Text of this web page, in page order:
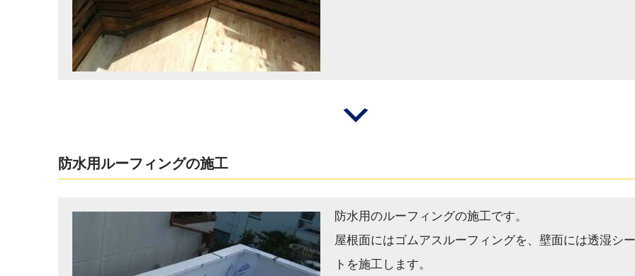
防水用ルーフィングの施工
防水用のルーフィングの施工です。
屋根面にはゴムアスルーフィングを、壁面には透湿シー
トを施工します。